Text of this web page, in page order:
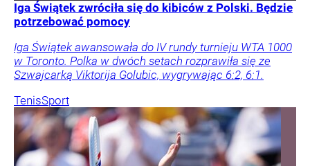
Iga Świątek zwróciła się do kibiców z Polski. Będzie
potrzebować pomocy
Iga Świątek awansowała do IV rundy turnieju WTA 1000
w Toronto. Polka w dwóch setach rozprawiła się ze
Szwajcarką Viktorija Golubic, wygrywając 6:2, 6:1.
TenisSport